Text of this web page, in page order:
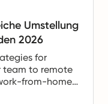
Umstellung
2026
for
team to remote
from-home